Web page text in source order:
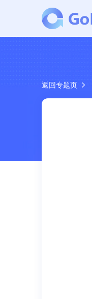
返回专题页